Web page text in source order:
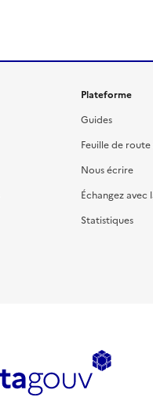
Plateforme
Guides
Feuille de
Nous écrire
Échangez
Statistiques